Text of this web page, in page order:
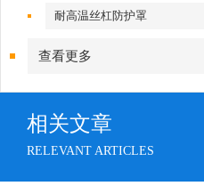
耐高温丝杠防护罩
查看更多
相关文章
RELEVANT ARTICLES